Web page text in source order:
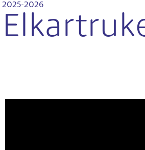
2025-2026